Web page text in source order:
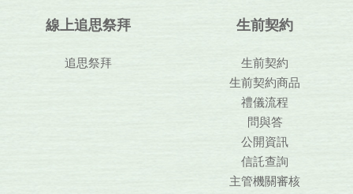
線上追思祭拜
追思祭拜
生前契約
生前契約
生前契約商品
禮儀流程
問與答
公開資訊
信託查詢
主管機關審核